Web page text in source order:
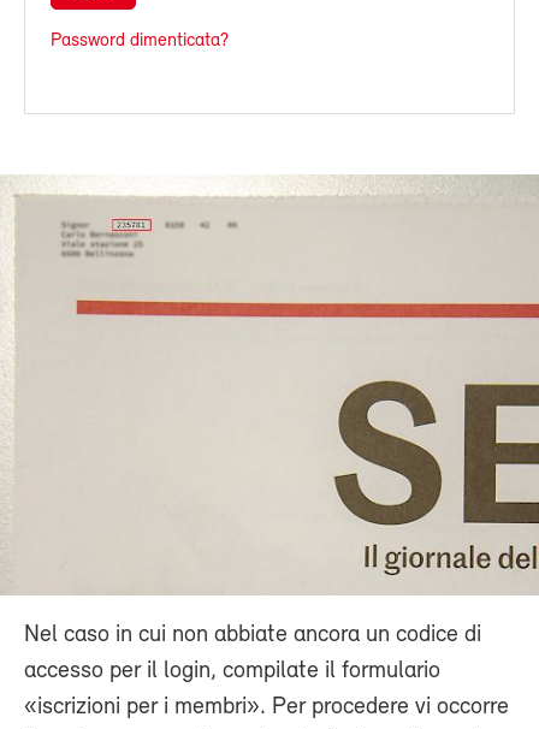
Password dimenticata?
Nel caso in cui non abbiate ancora un codice di
accesso per il login, compilate il formulario
«iscrizioni per i membri». Per procedere vi occorre